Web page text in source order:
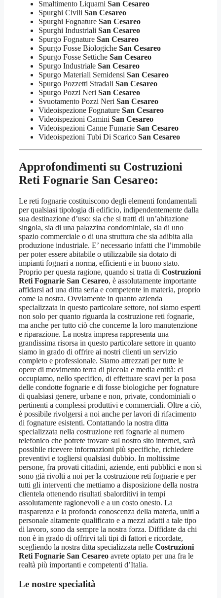
Smaltimento Liquami San Cesareo
Spurghi Civili San Cesareo
Spurghi Fognature San Cesareo
Spurghi Industriali San Cesareo
Spurgo Fognature San Cesareo
Spurgo Fosse Biologiche San Cesareo
Spurgo Fosse Settiche San Cesareo
Spurgo Industriale San Cesareo
Spurgo Materiali Semidensi San Cesareo
Spurgo Pozzetti Stradali San Cesareo
Spurgo Pozzi Neri San Cesareo
Svuotamento Pozzi Neri San Cesareo
Videoispezione Fognature San Cesareo
Videoispezioni Camini San Cesareo
Videoispezioni Canne Fumarie San Cesareo
Videoispezioni Tubi Di Scarico San Cesareo
Approfondimenti su Costruzioni
Reti Fognarie San Cesareo:
Le reti fognarie costituiscono degli elementi fondamentali
per qualsiasi tipologia di edificio, indipendentemente dalla
sua destinazione d’uso: sia che si tratti di un’abitazione
singola, sia di una palazzina condominiale, sia di uno
spazio commerciale o di una struttura che sia adibita alla
produzione industriale. E’ necessario infatti che l’immobile
per poter essere abitabile o utilizzabile sia dotato di
impianti fognari a norma, efficienti e in buono stato.
Proprio per questa ragione, quando si tratta di Costruzioni
Reti Fognarie San Cesareo, è assolutamente importante
affidarsi ad una ditta seria e competente in materia, proprio
come la nostra. Ovviamente in quanto azienda
specializzata in questo particolare settore, noi siamo esperti
non solo per quanto riguarda la costruzione reti fognarie,
ma anche per tutto ciò che concerne la loro manutenzione
e riparazione. La nostra impresa rappresenta una
grandissima risorsa in questo particolare settore in quanto
siamo in grado di offrire ai nostri clienti un servizio
completo e professionale. Siamo attrezzati per tutte le
opere di movimento terra di piccola e media entità: ci
occupiamo, nello specifico, di effettuare scavi per la posa
delle condotte fognarie e di fosse biologiche per fognature
di qualsiasi genere, urbane e non, private, condominiali o
pertinenti a complessi produttivi e commerciali. Oltre a ciò,
è possibile rivolgersi a noi anche per lavori di rifacimento
di fognature esistenti. Contattando la nostra ditta
specializzata nella costruzione reti fognarie al numero
telefonico che potrete trovare sul nostro sito internet, sarà
possibile ricevere informazioni più specifiche, richiedere
preventivi e togliersi qualsiasi dubbio. In moltissime
persone, fra provati cittadini, aziende, enti pubblici e non si
sono già rivolti a noi per la costruzione reti fognarie e per
tutti gli interventi che mettiamo a disposizione della nostra
clientela ottenendo risultati sbalorditivi in tempi
assolutamente ragionevoli e a un costo onesto. La
trasparenza e la profonda conoscenza della materia, uniti a
personale altamente qualificato e a mezzi adatti a tale tipo
di lavoro, sono da sempre la nostra forza. Diffidate da chi
non è in grado di offrirvi tali tipi di fattori e ricordate,
scegliendo la nostra ditta specializzata nelle Costruzioni
Reti Fognarie San Cesareo avrete optato per una fra le
realtà più importanti e competenti d’Italia.
Le nostre specialità